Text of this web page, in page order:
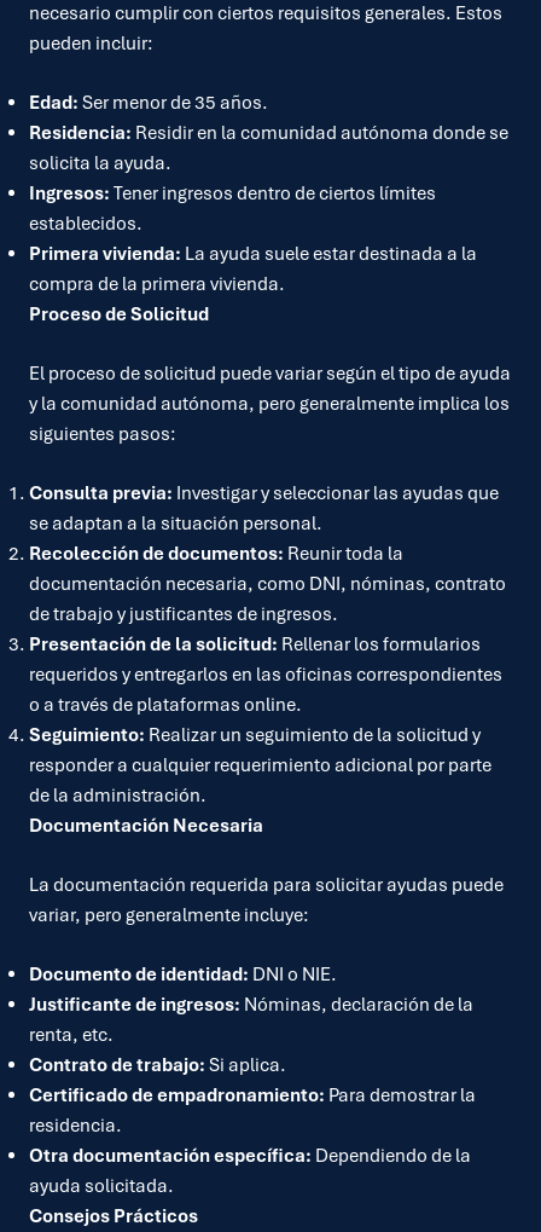
necesario cumplir con ciertos requisitos generales. Estos
pueden incluir:
Edad: Ser menor de 35 años.
Residencia: Residir en la comunidad autónoma donde se
solicita la ayuda.
Ingresos: Tener ingresos dentro de ciertos límites
establecidos.
Primera vivienda: La ayuda suele estar destinada a la
compra de la primera vivienda.
Proceso de Solicitud
El proceso de solicitud puede variar según el tipo de ayuda
y la comunidad autónoma, pero generalmente implica los
siguientes pasos:
Consulta previa: Investigar y seleccionar las ayudas que
se adaptan a la situación personal.
Recolección de documentos: Reunir toda la
documentación necesaria, como DNI, nóminas, contrato
de trabajo y justificantes de ingresos.
Presentación de la solicitud: Rellenar los formularios
requeridos y entregarlos en las oficinas correspondientes
o a través de plataformas online.
Seguimiento: Realizar un seguimiento de la solicitud y
responder a cualquier requerimiento adicional por parte
de la administración.
Documentación Necesaria
La documentación requerida para solicitar ayudas puede
variar, pero generalmente incluye:
Documento de identidad: DNI o NIE.
Justificante de ingresos: Nóminas, declaración de la
renta, etc.
Contrato de trabajo: Si aplica.
Certificado de empadronamiento: Para demostrar la
residencia.
Otra documentación específica: Dependiendo de la
ayuda solicitada.
Consejos Prácticos